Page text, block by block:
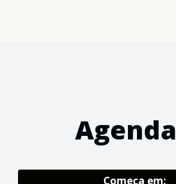
Agenda
Começa em: